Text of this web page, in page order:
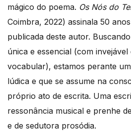
mágico do poema. Os Nós do
Coimbra, 2022) assinala 50
publicada deste autor.
única e essencial (com invejável
vocabular), estamos perante
lúdica e que se assume na
próprio ato de escrita. Uma
ressonância musical e prenhe
e de sedutora prosódia.